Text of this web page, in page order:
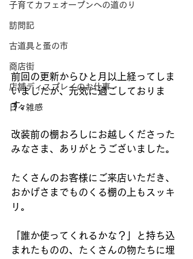
子育てカフェオープンへの道のり
訪問記
古道具と蚤の市
商店街
店舗ディスプレイのお仕事
日々雑感
前回の更新からひと月以上経ってしま
いましたが、元気に過ごしておりま
す。
改装前の棚おろしにお越しくださった
みなさま、ありがとうございました。
たくさんのお客様にご来店いただき、
おかげさまでものくる棚の上もスッキ
リ。
「誰か使ってくれるかな？」と持ち込
まれたものの、たくさんの物たちに埋